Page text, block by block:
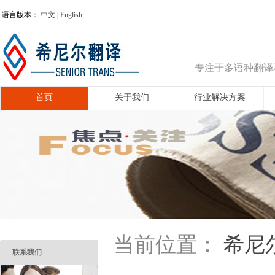
语言版本： 中文 English
专注于多语种翻
首页 关于我们 行业解决方案
联系我们 当前位置： 希尼